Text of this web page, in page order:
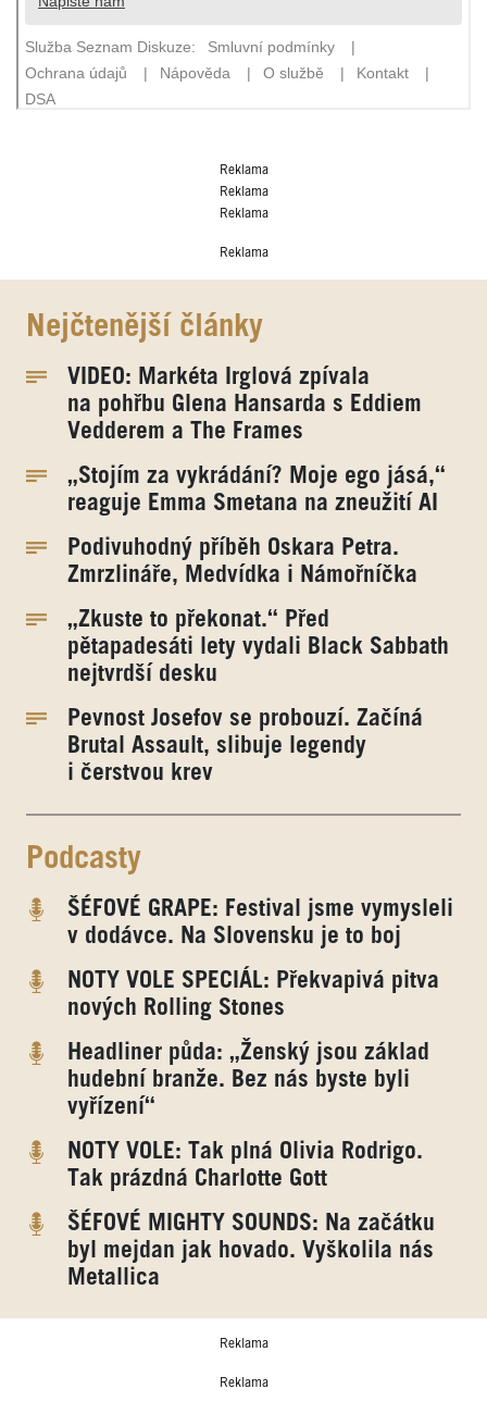
Reklama
Reklama
Reklama
Reklama
Nejčtenější články
VIDEO: Markéta Irglová zpívala
na pohřbu Glena Hansarda s Eddiem
Vedderem a The Frames
„Stojím za vykrádání? Moje ego jásá,“
reaguje Emma Smetana na zneužití AI
Podivuhodný příběh Oskara Petra.
Zmrzlináře, Medvídka i Námořníčka
„Zkuste to překonat.“ Před
pětapadesáti lety vydali Black Sabbath
nejtvrdší desku
Pevnost Josefov se probouzí. Začíná
Brutal Assault, slibuje legendy
i čerstvou krev
Podcasty
ŠÉFOVÉ GRAPE: Festival jsme vymysleli
v dodávce. Na Slovensku je to boj
NOTY VOLE SPECIÁL: Překvapivá pitva
nových Rolling Stones
Headliner půda: „Ženský jsou základ
hudební branže. Bez nás byste byli
vyřízení“
NOTY VOLE: Tak plná Olivia Rodrigo.
Tak prázdná Charlotte Gott
ŠÉFOVÉ MIGHTY SOUNDS: Na začátku
byl mejdan jak hovado. Vyškolila nás
Metallica
Reklama
Reklama